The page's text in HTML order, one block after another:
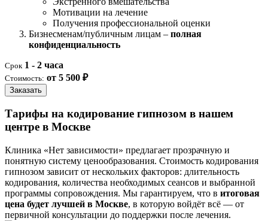
Мотивации на лечение
Получения профессиональной оценки
Бизнесменам/публичным лицам – полная
конфиденциальность
Срок 1 - 2 часа
Стоимость: от 5 500 ₽
Заказать
Тарифы на кодирование гипнозом в нашем
центре в Москве
Клиника «Нет зависимости» предлагает прозрачную и
понятную систему ценообразования. Стоимость кодирования
гипнозом зависит от нескольких факторов: длительность
кодирования, количества необходимых сеансов и выбранной
программы сопровождения. Мы гарантируем, что в итоговая
цена будет лучшей в Москве, в которую войдёт всё — от
первичной консультации до поддержки после лечения.